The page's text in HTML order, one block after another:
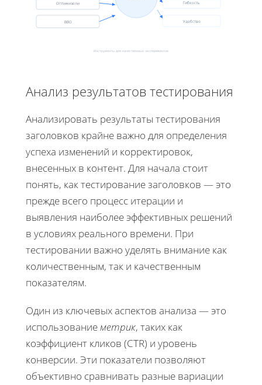
Оптимизели
ВВО
Гибкость
Удобство
Инструменты для качественных экспериментов
Анализ результатов тестирования
Анализировать результаты тестирования
заголовков крайне важно для определения
успеха изменений и корректировок,
внесенных в контент. Для начала стоит
понять, как тестирование заголовков — это
прежде всего процесс итерации и
выявления наиболее эффективных решений
в условиях реального времени. При
тестировании важно уделять внимание как
количественным, так и качественным
показателям.
Один из ключевых аспектов анализа — это
использованиеметрик, таких как
коэффициент кликов (CTR) и уровень
конверсии. Эти показатели позволяют
объективно сравнивать разные вариации